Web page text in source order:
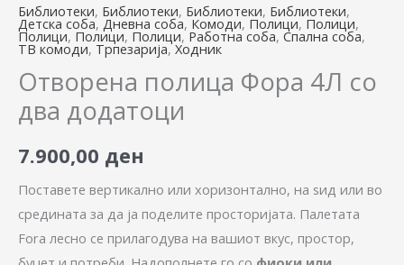
Библиотеки, Библиотеки, Библиотеки, Библиотеки,
Детска соба, Дневна соба, Комоди, Полици, Полици,
Полици, Полици, Полици, Работна соба, Спална соба,
ТВ комоди, Трпезарија,Ходник
Отворена полица Фора 4Л со
два додатоци
7.900,00 ден
Поставете вертикално или хоризонтално, на ѕид или во
средината за да ја поделите просторијата. Палетата
Fora лесно се прилагодува на вашиот вкус, простор,